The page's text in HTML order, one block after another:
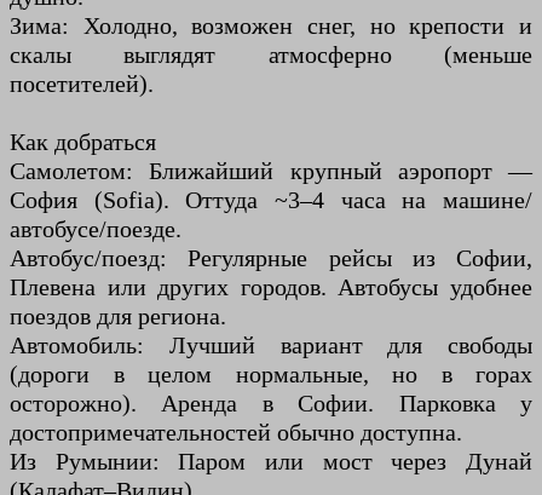
Зима: Холодно, возможен снег, но крепости и
скалы выглядят атмосферно (меньше
посетителей).
Как добраться
Самолетом: Ближайший крупный аэропорт —
София (Sofia). Оттуда ~3–4 часа на машине/
автобусе/поезде.
Автобус/поезд: Регулярные рейсы из Софии,
Плевена или других городов. Автобусы удобнее
поездов для региона.
Автомобиль: Лучший вариант для свободы
(дороги в целом нормальные, но в горах
осторожно). Аренда в Софии. Парковка у
достопримечательностей обычно доступна.
Из Румынии: Паром или мост через Дунай